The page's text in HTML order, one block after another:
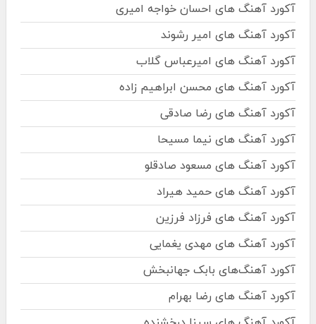
آکورد آهنگ های احسان خواجه امیری
آکورد آهنگ های امیر رشوند
آکورد آهنگ های امیرعباس گلاب
آکورد آهنگ های محسن ابراهیم زاده
آکورد آهنگ های رضا صادقی
آکورد آهنگ های نیما مسیحا
آکورد آهنگ های مسعود صادقلو
آکورد آهنگ های حمید هیراد
آکورد آهنگ های فرزاد فرزین
آکورد آهنگ های مهدی یغمایی
آکورد آهنگ‌های بابک جهانبخش
آکورد آهنگ های رضا بهرام